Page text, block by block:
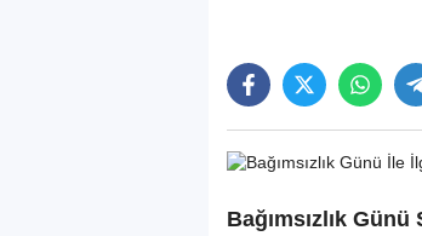
Bağımsızlık